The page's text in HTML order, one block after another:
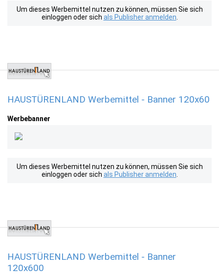
Um dieses Werbemittel nutzen zu können, müssen Sie sich
einloggen oder sich als Publisher anmelden
HAUSTÜRENLAND Werbemittel - Banner 120x60
Werbebanner
Um dieses Werbemittel nutzen zu können, müssen Sie sich
einloggen oder sich als Publisher anmelden
HAUSTÜRENLAND Werbemittel - Banner
120x600